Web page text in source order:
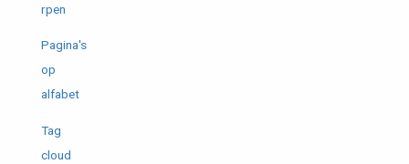
rpen
Pagina's
op
alfabet
Tag
cloud